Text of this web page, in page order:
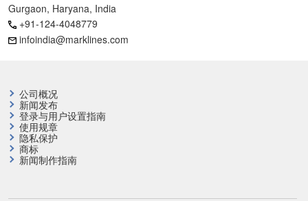
Gurgaon, Haryana, India
+91-124-4048779
infoindia@marklines.com
公司概况
新闻发布
登录与用户设置指南
使用规章
隐私保护
商标
新闻制作指南